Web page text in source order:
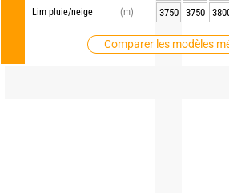
Lim pluie/neige
(m)
Comparer les modèles
3750
3750